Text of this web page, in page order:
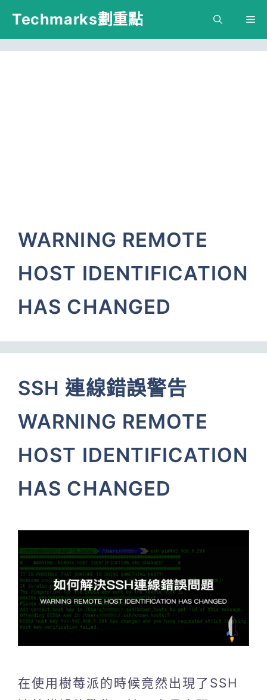
跳
主
Techmarks劃重點
WARNING REMOTE
HOST IDENTIFICATION
HAS CHANGED
SSH 連線錯誤警告
WARNING REMOTE
HOST IDENTIFICATION
HAS CHANGED
在使用樹莓派的時候竟然出現了SSH